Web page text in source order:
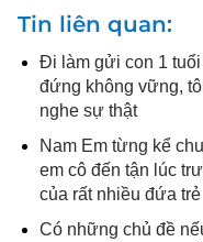
Tin liên quan
Đi làm gửi con 1
đứng không vững,
nghe sự thật
Nam Em từng kể
em cô đến tận lúc
của rất nhiều đứa trẻ
Có những chủ đề